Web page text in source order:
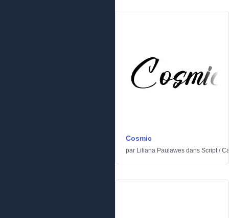
Cosmic
par Liliana Paulawes dans Script/